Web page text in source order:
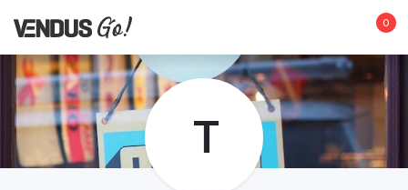
0
T